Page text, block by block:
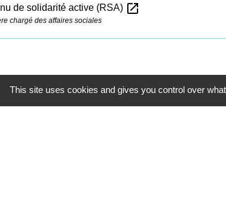
de solidarité active (RSA) open_in_new
chargé des affaires sociales
This site uses cookies and gives you control over